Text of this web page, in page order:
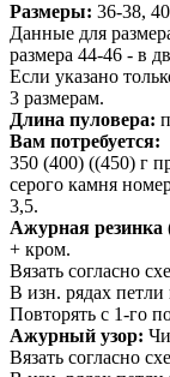
Размеры: 36-38,
Данные для
размера 44-46 - в
Если указано
3 размерам.
Длина пуловера:
Вам потребуется:
350 (400) ((450) г
серого камня
3,5.
Ажурная резинка
+ кром.
Вязать согласно
В изн. рядах петли
Повторять с 1-го
Ажурный узор:
Вязать согласно